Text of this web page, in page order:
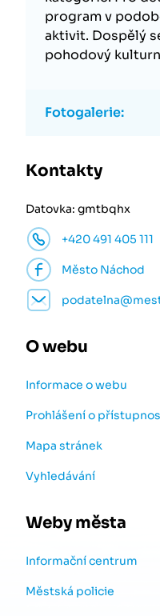
program v
aktivit. Dospělý
pohodový
Fotogalerie:
Kontakty
Datovka: gmtbqhx
+420 491 405 111
Město Náchod
O webu
Informace o webu
Prohlášení o
Mapa stránek
Vyhledávání
Weby města
Informační centrum
Městská policie